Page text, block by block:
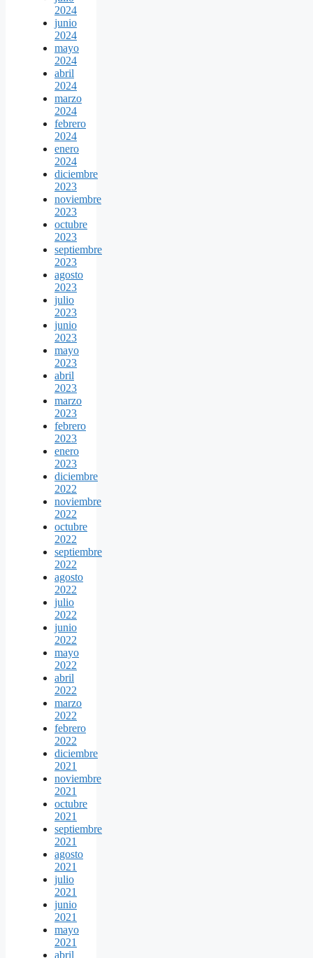
2024
junio
2024
mayo
2024
abril
2024
marzo
2024
febrero
2024
enero
2024
diciembre
2023
noviembre
2023
octubre
2023
septiembre
2023
agosto
2023
julio
2023
junio
2023
mayo
2023
abril
2023
marzo
2023
febrero
2023
enero
2023
diciembre
2022
noviembre
2022
octubre
2022
septiembre
2022
agosto
2022
julio
2022
junio
2022
mayo
2022
abril
2022
marzo
2022
febrero
2022
diciembre
2021
noviembre
2021
octubre
2021
septiembre
2021
agosto
2021
julio
2021
junio
2021
mayo
2021
abril